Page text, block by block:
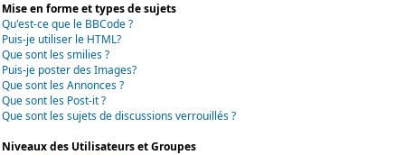
Mise en forme et types de sujets
Qu'est-ce que le BBCode ?
Puis-je utiliser le HTML?
Que sont les smilies ?
Puis-je poster des Images?
Que sont les Annonces ?
Que sont les Post-it ?
Que sont les sujets de discussions verrouillés ?
Niveaux des Utilisateurs et Groupes